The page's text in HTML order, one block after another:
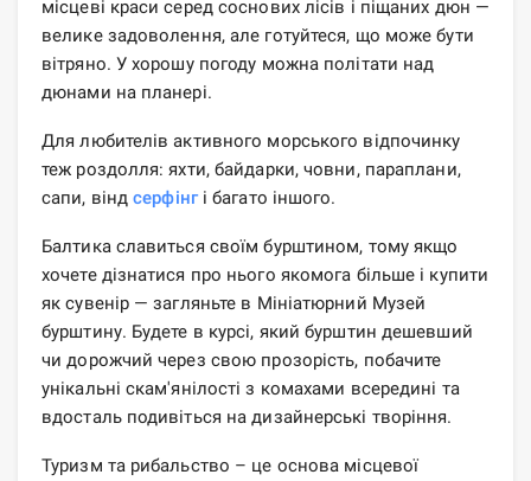
місцеві краси серед соснових лісів і піщаних дюн —
велике задоволення, але готуйтеся, що може бути
вітряно. У хорошу погоду можна політати над
дюнами на планері.
Для любителів активного морського відпочинку
теж роздолля: яхти, байдарки, човни, параплани,
сапи, віндсерфінгі багато іншого.
Балтика славиться своїм бурштином, тому якщо
хочете дізнатися про нього якомога більше і купити
як сувенір — загляньте в Мініатюрний Музей
бурштину. Будете в курсі, який бурштин дешевший
чи дорожчий через свою прозорість, побачите
унікальні скам'янілості з комахами всередині та
вдосталь подивіться на дизайнерські творіння.
Туризм та рибальство – це основа місцевої